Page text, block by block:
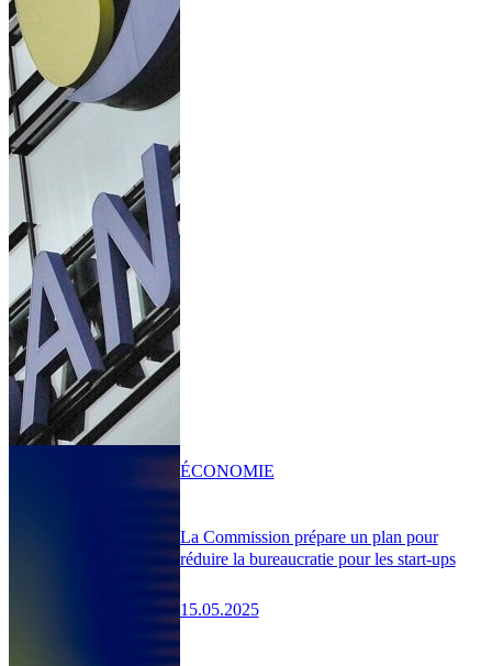
La Commission prépare un plan pour
réduire la bureaucratie pour les start-ups
15.05.2025
ÉCONOMIE